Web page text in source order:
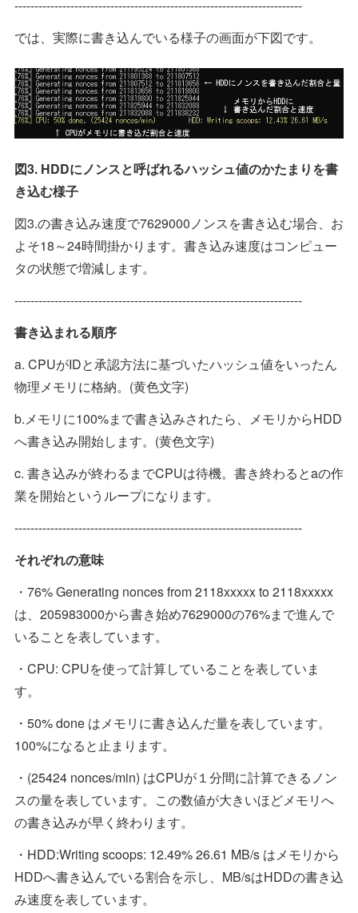
------------------------------------------------------------------------
では、実際に書き込んでいる様子の画面が下図です。
図3. HDDにノンスと呼ばれるハッシュ値のかたまりを書
き込む様子
図3.の書き込み速度で7629000ノンスを書き込む場合、お
よそ18～24時間掛かります。書き込み速度はコンピュー
タの状態で増減します。
------------------------------------------------------------------------
書き込まれる順序
a. CPUがIDと承認方法に基づいたハッシュ値をいったん
物理メモリに格納。(黄色文字)
b.メモリに100%まで書き込みされたら、メモリからHDD
へ書き込み開始します。(黄色文字)
c. 書き込みが終わるまでCPUは待機。書き終わるとaの作
業を開始というループになります。
------------------------------------------------------------------------
それぞれの意味
・76% Generating nonces from 2118xxxxx to 2118xxxxx
は、205983000から書き始め7629000の76%まで進んで
いることを表しています。
・CPU: CPUを使って計算していることを表していま
す。
・50% done はメモリに書き込んだ量を表しています。
100%になると止まります。
・(25424 nonces/min) はCPUが１分間に計算できるノン
スの量を表しています。この数値が大きいほどメモリへ
の書き込みが早く終わります。
・HDD:Writing scoops: 12.49% 26.61 MB/s はメモリから
HDDへ書き込んでいる割合を示し、MB/sはHDDの書き込
み速度を表しています。